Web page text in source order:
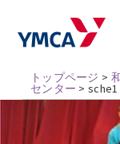
トップページ >
センター > sche1